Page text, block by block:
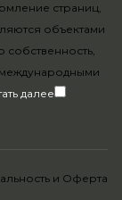
страниц,
объектами
собственность,
далее
и Оферта